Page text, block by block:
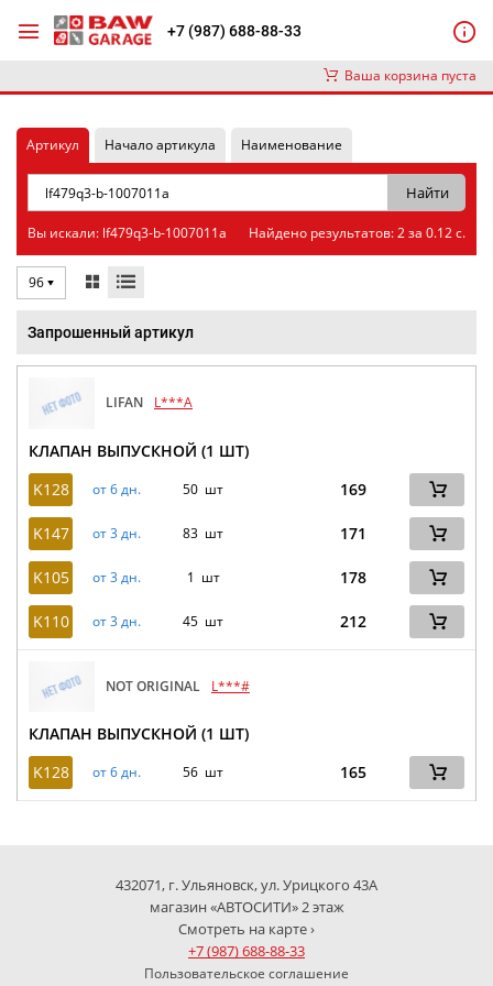
+7 (987) 688-88-33
Ваша корзина пуста
Артикул Начало артикула Наименование
Вы искали: lf479q3-b-1007011a Найдено результатов: 2 за 0.12 с.
96
Запрошенный артикул
LIFAN L***A
КЛАПАН ВЫПУСКНОЙ (1 ШТ)
K128
от 6 дн. 50 шт 169
K147 от 3 дн. 83 шт 171
K105 от 3 дн. 1 шт 178
K110 от 3 дн. 45 шт 212
NOT ORIGINAL L***#
КЛАПАН ВЫПУСКНОЙ (1 ШТ)
K128
от 6 дн. 56 шт 165
432071, г. Ульяновск, ул. Урицкого 43А
магазин «АВТОСИТИ» 2 этаж
Смотреть на карте ›
+7 (987) 688-88-33
Пользовательское соглашение